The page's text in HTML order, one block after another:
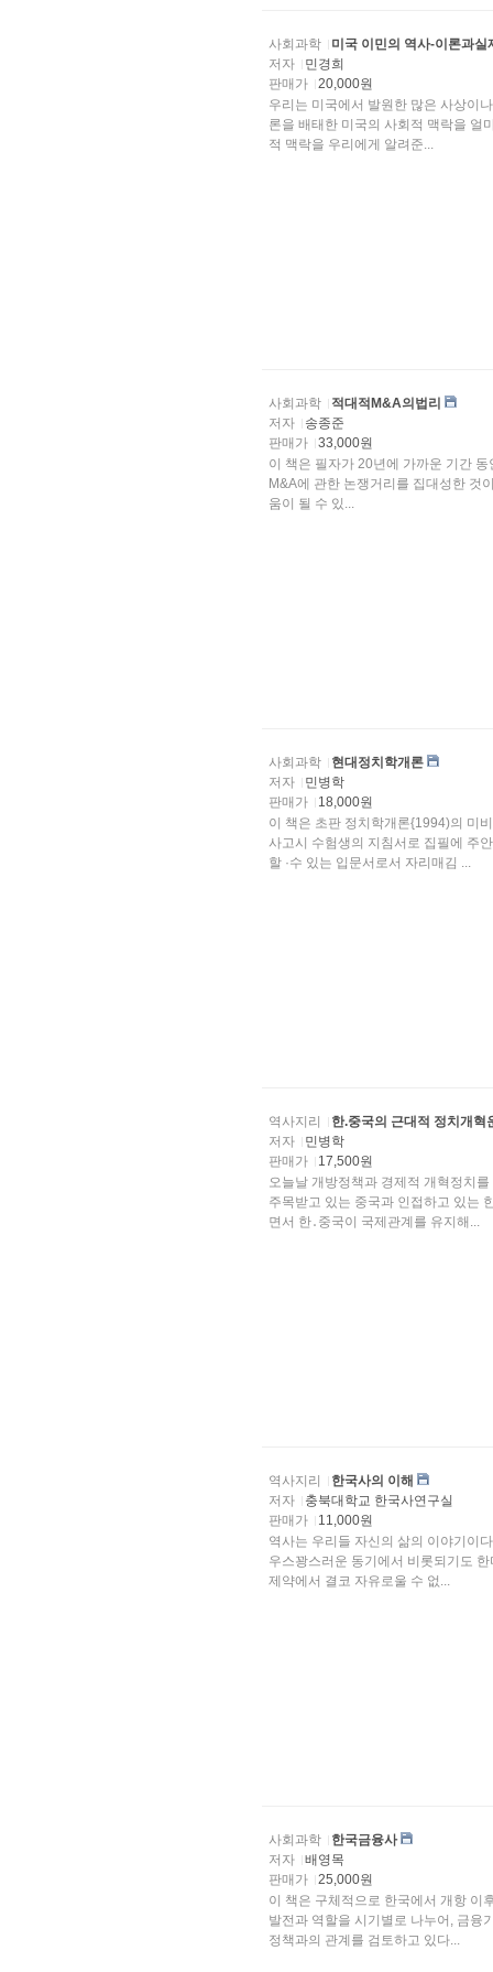
사회과학
미국 이민의 역사-이론과
저자
민경희
판매가
20,000원
우리는 미국에서 발원한 많은 사상이
론을 배태한 미국의 사회적 맥락을 얼마나 잘 알면서 가르치고 있는가? 미국의 이민사는 이런 사회
적 맥락을 우리에게 알려준...
사회과학
적대적M&A의법리
저자
송종준
판매가
33,000원
이 책은 필자가 20년에 가까운 기간 동
M&A에 관한 논쟁거리를 집대성한 것이다. 아울러 이 책은 적대적 M&A의 법리를 이해하는 데에 도
움이 될 수 있...
사회과학
현대정치학개론
저자
민병학
판매가
18,000원
이 책은 초판 정치학개론{1994)의 미
사고시 수험생의 지침서로 집필에 주안을 두었으나 이번 수정본은 현대정지화의 기본지식을 이해
할 ·수 있는 입문서로서 자리매김 ...
역사지리
한.중국의 근대적 정치개혁
저자
민병학
판매가
17,500원
오늘날 개방정책과 경제적 개혁정치를 강력히 추진하여
주목받고 있는 중국과 인접하고 있는
면서 한․중국이 국제관계를 유지해...
역사지리
한국사의 이해
저자
충북대학교 한국사연구실
판매가
11,000원
역사는 우리들 자신의 삶의 이야기이다. 그런 까닭에
우스꽝스러운 동기에서 비롯되기도
제약에서 결코 자유로울 수 없...
사회과학
한국금융사
저자
배영목
판매가
25,000원
이 책은 구체적으로 한국에서 개항 이
발전과 역할을 시기별로 나누어, 금융기관의 소유와 경영, 자금조달과 자금운용, 정부 및 다른 경제
정책과의 관계를 검토하고 있다...